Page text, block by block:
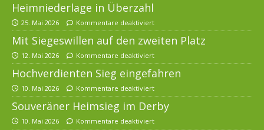
Heimniederlage in Überzahl
25. Mai 2026 Kommentare deaktiviert
Mit Siegeswillen auf den zweiten Platz
12. Mai 2026 Kommentare deaktiviert
Hochverdienten Sieg eingefahren
10. Mai 2026 Kommentare deaktiviert
Souveräner Heimsieg im Derby
10. Mai 2026 Kommentare deaktiviert